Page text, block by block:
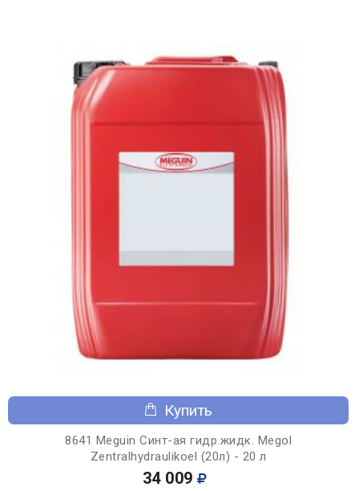
Купить
8641 Meguin Синт-ая гидр.жидк. Megol
Zentralhydraulikoel (20л) - 20 л
34 009